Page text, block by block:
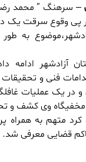
– سرهنگ ” محمد
پی وقوع سرقت یک
به طور
آزادشهر ادامه
اقدامات فنی و
در یک عملیات
وی کشف و
کرد متهم به همراه
قضایی معرفی شد.